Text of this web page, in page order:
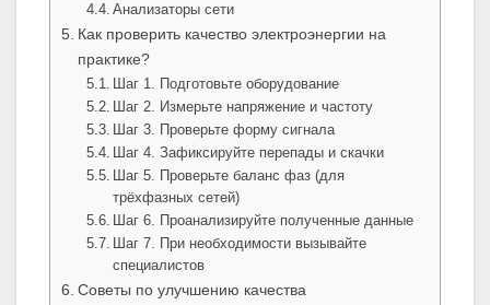
Анализаторы сети
Как проверить качество электроэнергии на
практике?
Шаг 1. Подготовьте оборудование
Шаг 2. Измерьте напряжение и частоту
Шаг 3. Проверьте форму сигнала
Шаг 4. Зафиксируйте перепады и скачки
Шаг 5. Проверьте баланс фаз (для
трёхфазных сетей)
Шаг 6. Проанализируйте полученные данные
Шаг 7. При необходимости вызывайте
специалистов
Советы по улучшению качества